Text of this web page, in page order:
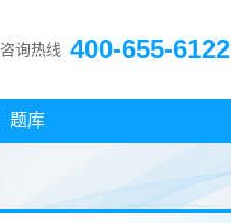
咨询热线 400-655-6122
题库